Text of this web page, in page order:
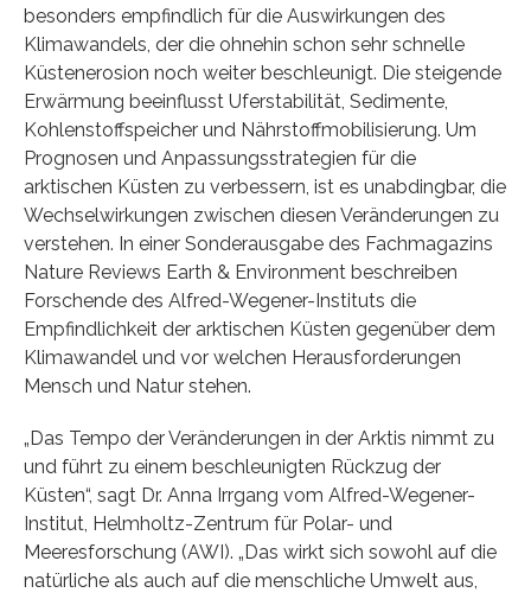
besonders empfindlich für die Auswirkungen des
Klimawandels, der die ohnehin schon sehr schnelle
Küstenerosion noch weiter beschleunigt. Die steigende
Erwärmung beeinflusst Uferstabilität, Sedimente,
Kohlenstoffspeicher und Nährstoffmobilisierung. Um
Prognosen und Anpassungsstrategien für die
arktischen Küsten zu verbessern, ist es unabdingbar, die
Wechselwirkungen zwischen diesen Veränderungen zu
verstehen. In einer Sonderausgabe des Fachmagazins
Nature Reviews Earth & Environment beschreiben
Forschende des Alfred-Wegener-Instituts die
Empfindlichkeit der arktischen Küsten gegenüber dem
Klimawandel und vor welchen Herausforderungen
Mensch und Natur stehen.
„Das Tempo der Veränderungen in der Arktis nimmt zu
und führt zu einem beschleunigten Rückzug der
Küsten“, sagt Dr. Anna Irrgang vom Alfred-Wegener-
Institut, Helmholtz-Zentrum für Polar- und
Meeresforschung (AWI). „Das wirkt sich sowohl auf die
natürliche als auch auf die menschliche Umwelt aus,